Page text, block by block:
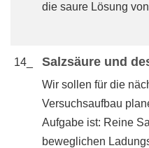
die saure Lösung
14_ Salzsäure und
Wir sollen für die
Versuchsaufbau
Aufgabe ist: Reine
beweglichen